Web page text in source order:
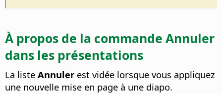
À propos de la commande Annuler
dans les présentations
La liste Annuler est vidée lorsque vous appliquez
une nouvelle mise en page à une diapo.